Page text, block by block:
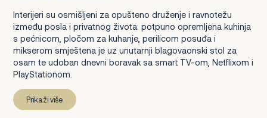
Interijeri su osmišljeni za opušteno druženje i ravnotežu
između posla i privatnog života: potpuno opremljena kuhinja
s pećnicom, pločom za kuhanje, perilicom posuđa i
mikserom smještena je uz unutarnji blagovaonski stol za
osam te udoban dnevni boravak sa smart TV-om, Netflixom i
PlayStationom.
Prikaži više